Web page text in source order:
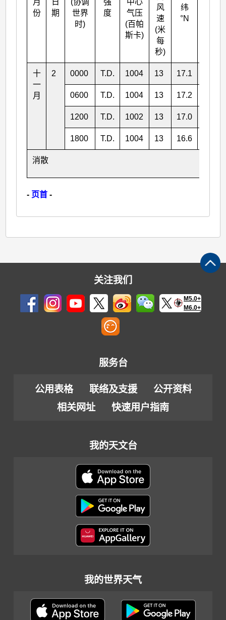
份
期
世界
时)
度
气压
(百帕
斯卡)
风
速
(米
每
秒)
纬
°N
十
一
月
2 0000 T.D. 1004 13 17.1
0600 T.D. 1004 13 17.2
1200 T.D. 1002 13 17.0
1800 T.D. 1004 13 16.6
消散
- 页首 -
关注我们
M5.0+
M6.0+
服务台
公用表格 联络及支援
公开资料
相关网址
快速用户指南
我的天文台
我的世界天气